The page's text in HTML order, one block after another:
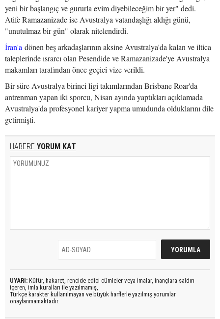
yeni bir başlangıç ve gururla evim diyebileceğim bir yer" dedi.
Atife Ramazanizade ise Avustralya vatandaşlığı aldığı günü,
"unutulmaz bir gün" olarak nitelendirdi.
İran'a dönen beş arkadaşlarının aksine Avustralya'da kalan ve iltica
taleplerinde ısrarcı olan Pesendide ve Ramazanizade'ye Avustralya
makamları tarafından önce geçici vize verildi.
Bir süre Avustralya birinci ligi takımlarından Brisbane Roar'da
antrenman yapan iki sporcu, Nisan ayında yaptıkları açıklamada
Avustralya'da profesyonel kariyer yapma umudunda olduklarını dile
getirmişti.
HABERE YORUM KAT
UYARI: Küfür, hakaret, rencide edici cümleler veya imalar, inançlara saldırı
içeren, imla kuralları ile yazılmamış,
Türkçe karakter kullanılmayan ve büyük harflerle yazılmış yorumlar
onaylanmamaktadır.